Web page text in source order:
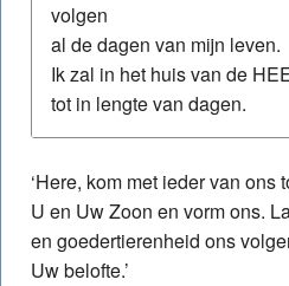
volgen
al de dagen van mijn leven.
Ik zal in het huis van de
tot in lengte van dagen.
‘Here, kom met ieder van ons
U en Uw Zoon en vorm ons.
en goedertierenheid ons
Uw belofte.’